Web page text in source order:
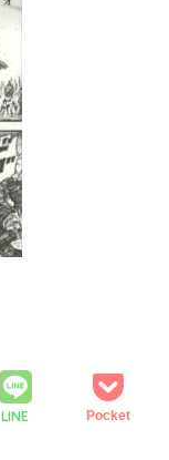
LINE Pocket